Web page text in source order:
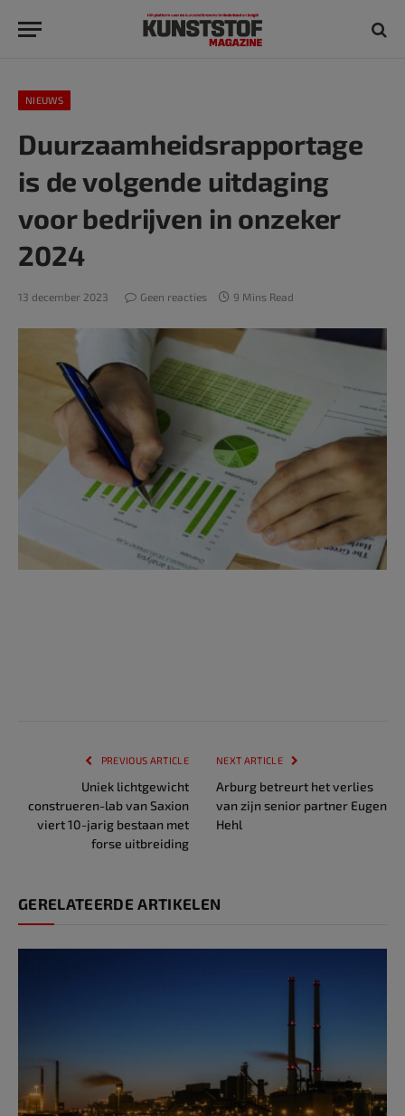
NIEUWS
Duurzaamheidsrapportage
is de volgende uitdaging
voor bedrijven in onzeker
2024
13 december 2023 Geen reacties 9 Mins Read
PREVIOUS ARTICLE
Uniek lichtgewicht
construeren-lab van Saxion
viert 10-jarig bestaan met
forse uitbreiding
NEXT ARTICLE
Arburg betreurt het verlies
van zijn senior partner Eugen
Hehl
GERELATEERDE ARTIKELEN